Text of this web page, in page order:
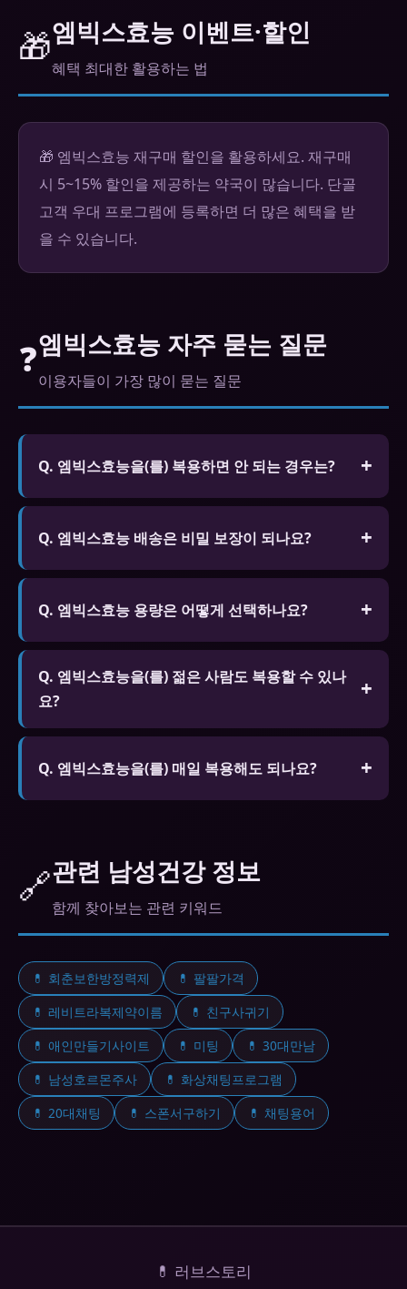
🎁엠빅스효능 이벤트·할인
혜택 최대한 활용하는 법
🎁 엠빅스효능 재구매 할인을 활용하세요. 재구매
시 5~15% 할인을 제공하는 약국이 많습니다. 단골
고객 우대 프로그램에 등록하면 더 많은 혜택을 받
을 수 있습니다.
❓엠빅스효능 자주 묻는 질문
이용자들이 가장 많이 묻는 질문
Q. 엠빅스효능을(를) 복용하면 안 되는 경우는?
A. 질산염 계열 약물을 복용 중인 분, 심각한 심장 질
환, 저혈압, 심각한 간/신장 질환이 있는 분은 복용 전
Q. 엠빅스효능 배송은 비밀 보장이 되나요?
A. 신뢰할 수 있는 온라인 약국은 완전 밀봉된 비밀
포장으로 배송하여 외부에서 내용물을 알 수 없습니
Q. 엠빅스효능 용량은 어떻게 선택하나요?
A. 처음에는 낮은 용량(25mg)부터 시작하여 효과와
부작용을 확인한 후 적절한 용량을 찾아가는 것이 안
전합니다. 전문가 상담을 통해 개인에게 맞는 용량을
처방받는 것이 가장 좋습니다.
Q. 엠빅스효능을(를) 젊은 사람도 복용할 수 있나
요?
A. 심리적 요인이나 스트레스로 인한 발기 문제가 있
는 젊은 층도 복용할 수 있습니다. 단 18세 미만은 복
Q. 엠빅스효능을(를) 매일 복용해도 되나요?
장합니다. 하루 1회 이상 복용은 금물입니다.
🔗관련 남성건강 정보
함께 찾아보는 관련 키워드
💊 회춘보한방정력제
💊 팔팔가격
💊 레비트라복제약이름
💊 친구사귀기
💊 애인만들기사이트
💊 미팅
💊 30대만남
💊 남성호르몬주사
💊 화상채팅프로그램
💊 20대채팅
💊 스폰서구하기 💊 채팅용어
💊 러브스토리